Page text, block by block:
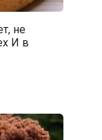
не
И в